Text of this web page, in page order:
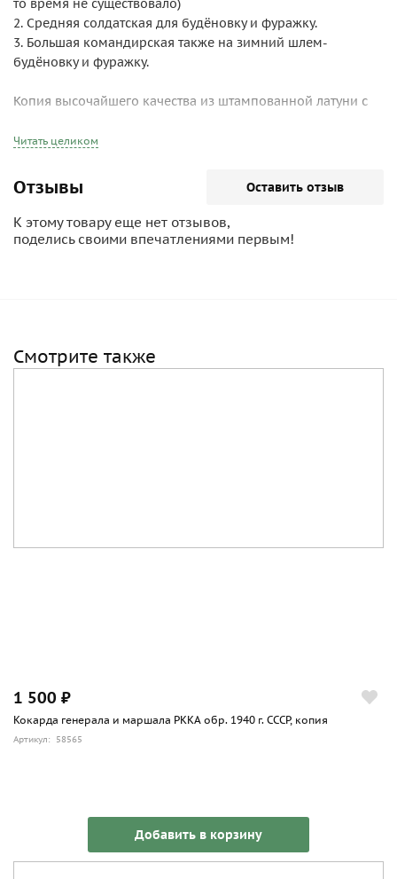
то время не существовало)
2. Средняя солдатская для будёновку и фуражку.
3. Большая командирская также на зимний шлем-
будёновку и фуражку.
Копия высочайшего качества из штампованной латуни с
Читать целиком
Отзывы Оставить отзыв
К этому товару еще нет отзывов,
поделись своими впечатлениями первым!
Смотрите также
1 500 ₽
Кокарда генерала и маршала РККА обр. 1940 г. СССР, копия
Артикул: 58565
Добавить в корзину